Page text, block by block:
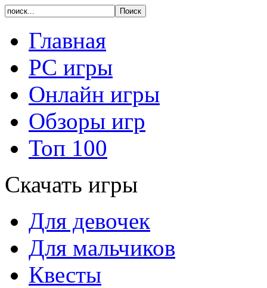
Главная
PC игры
Онлайн игры
Обзоры игр
Топ 100
Скачать игры
Для девочек
Для мальчиков
Квесты